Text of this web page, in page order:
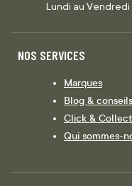
Lundi au Vendredi
NOS SERVICES
Marques
Blog &
Click & Collect
Qui sommes-